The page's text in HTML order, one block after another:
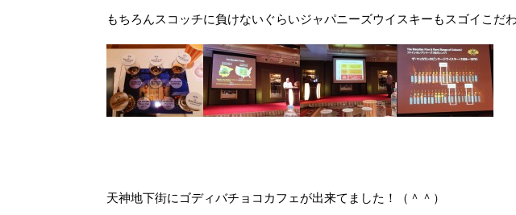
もちろんスコッチに負けないぐらいジャパニーズウイスキーもスゴイこだ
天神地下街にゴディバチョコカフェが出来てました！（＾＾）